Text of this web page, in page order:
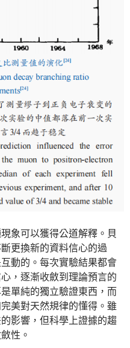
象可以獲得公道解釋。貝
更換新的資料信心的過
動的。每次實驗結果都會
，逐漸收斂到理論預言的
單純的獨立驗證東西，而
美對天然規律的懂得。雖
影響，但科學上證據的趨
性。